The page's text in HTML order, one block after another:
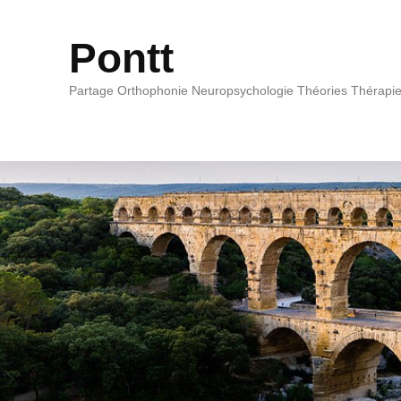
Pontt
Partage Orthophonie Neuropsychologie Théories